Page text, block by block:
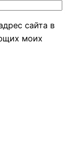
сайта в
моих